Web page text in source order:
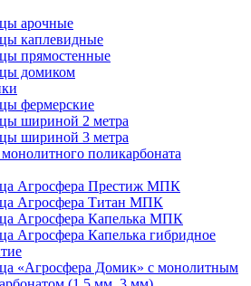
арочные
каплевидные
прямостенные
домиком
фермерские
шириной 2 метра
шириной 3 метра
поликарбоната
Агросфера Престиж МПК
Агросфера Титан МПК
Агросфера Капелька МПК
Агросфера Капелька гибридное
«Агросфера Домик» с монолитным